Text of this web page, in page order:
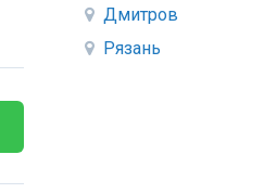
Дмитров
Рязань